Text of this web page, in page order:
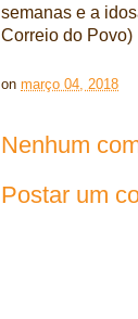
semanas e a
Correio do Povo)
on março 04, 2018
Nenhum
Postar um